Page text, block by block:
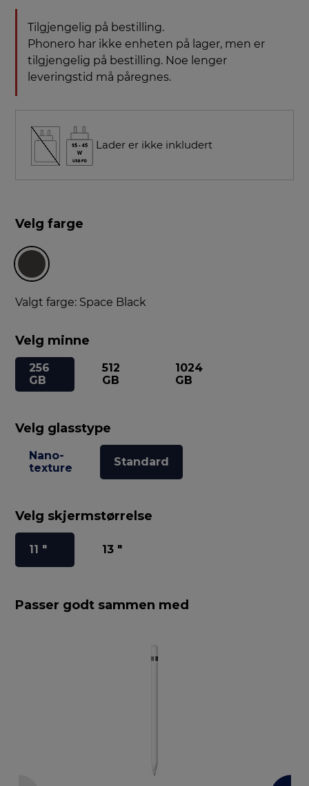
Tilgjengelig på bestilling.
Phonero har ikke enheten på lager, men er
tilgjengelig på bestilling. Noe lenger
leveringstid må påregnes.
Lader er ikke inkludert
Velg farge
Valgt farge: Space Black
Velg minne
256
GB
512
GB
1024
GB
Velg glasstype
Nano-
texture
Standard
Velg skjermstørrelse
11 " 13 "
Passer godt sammen med